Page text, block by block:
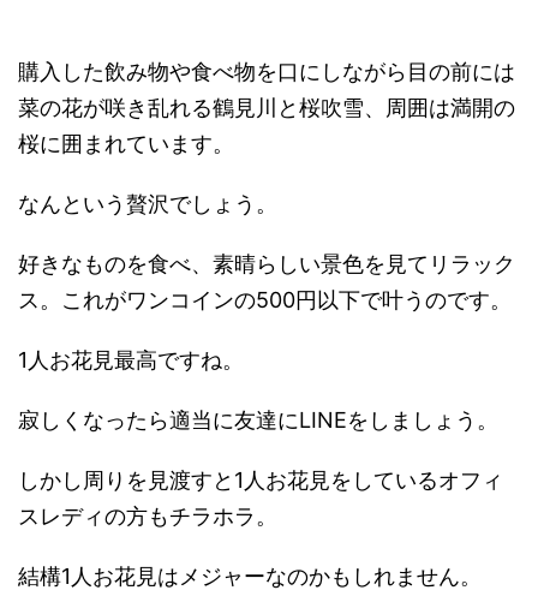
購入した飲み物や食べ物を口にしながら目の前には
菜の花が咲き乱れる鶴見川と桜吹雪、周囲は満開の
桜に囲まれています。
なんという贅沢でしょう。
好きなものを食べ、素晴らしい景色を見てリラック
ス。これがワンコインの500円以下で叶うのです。
1人お花見最高ですね。
寂しくなったら適当に友達にLINEをしましょう。
しかし周りを見渡すと1人お花見をしているオフィ
スレディの方もチラホラ。
結構1人お花見はメジャーなのかもしれません。